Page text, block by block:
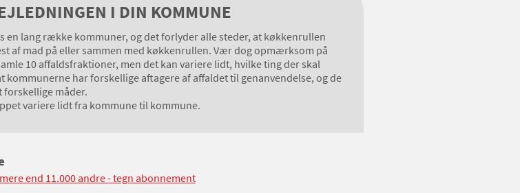
I DIN KOMMUNE
lang række kommuner, og det forlyder alle steder, at køkkenrullen
af mad på eller sammen med køkkenrullen. Vær dog opmærksom på
10 affaldsfraktioner, men det kan variere lidt, hvilke ting der skal
kommunerne har forskellige aftagere af affaldet til genanvendelse, og de
forskellige måder.
variere lidt fra kommune til kommune.
end 11.000 andre - tegn abonnement